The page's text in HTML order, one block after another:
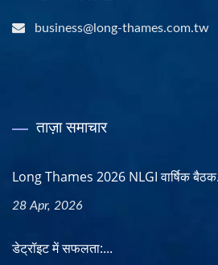
business@long-thames.com.tw
ताज़ा समाचार
Long Thames 2026 NLGI वार्षिक
28 Apr, 2026
डेट्रॉइट में सफलता:...